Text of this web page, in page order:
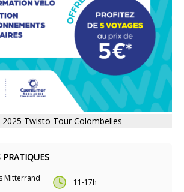
Mitterrand
11-17h
2025 Twisto Tour Colombelles